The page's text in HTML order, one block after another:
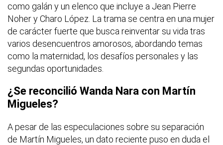
como galán y un elenco que incluye a Jean Pierre
Noher y Charo López. La trama se centra en una mujer
de carácter fuerte que busca reinventar su vida tras
varios desencuentros amorosos, abordando temas
como la maternidad, los desafíos personales y las
segundas oportunidades.
¿Se reconcilió Wanda Nara con Martín
Migueles?
A pesar de las especulaciones sobre su separación
de Martín Migueles, un dato reciente puso en duda el